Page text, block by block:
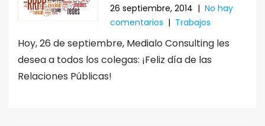
26 septiembre, 2014 | No hay
comentarios | Trabajos
Hoy, 26 de septiembre, Medialo Consulting les
desea a todos los colegas: ¡Feliz día de las
Relaciones Públicas!